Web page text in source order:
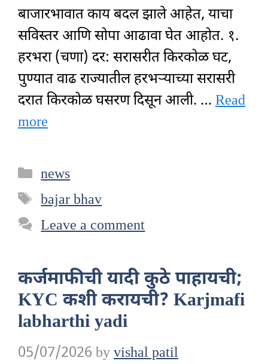
बाजारभावात काय बदल झाले आहेत, याचा
सविस्तर आणि सोपा आढावा घेत आहोत. १.
हरभरा (चणा) दर: सरासरीत किरकोळ घट,
पुण्यात वाढ राज्यातील हरभऱ्याच्या सरासरी
दरात किरकोळ घसरण दिसून आली. … Read
more
Categories
news
Tags
bajar bhav
Leave a comment
कर्जमाफीची यादी कुठे पाहायची;
KYC कशी करायची? Karjmafi
labharthi yadi
05/07/2026 byvishal patil